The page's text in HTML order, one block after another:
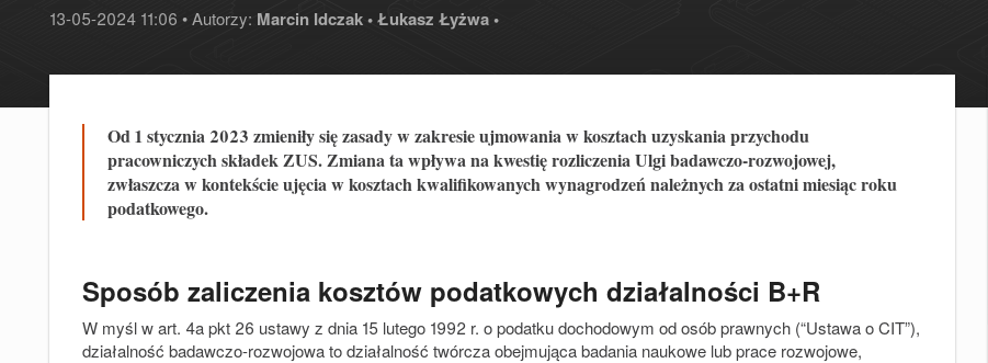
13-05-2024 11:06 • Autorzy: Marcin Idczak •Łukasz Łyżwa •
Od 1 stycznia 2023 zmieniły się zasady w zakresie ujmowania w kosztach uzyskania przychodu
pracowniczych składek ZUS. Zmiana ta wpływa na kwestię rozliczenia Ulgi badawczo-rozwojowej,
zwłaszcza w kontekście ujęcia w kosztach kwalifikowanych wynagrodzeń należnych za ostatni miesiąc roku
podatkowego.
Sposób zaliczenia kosztów podatkowych działalności B+R
W myśl w art. 4a pkt 26 ustawy z dnia 15 lutego 1992 r. o podatku dochodowym od osób prawnych (“Ustawa o CIT”),
działalność badawczo-rozwojowa to działalność twórcza obejmująca badania naukowe lub prace rozwojowe,